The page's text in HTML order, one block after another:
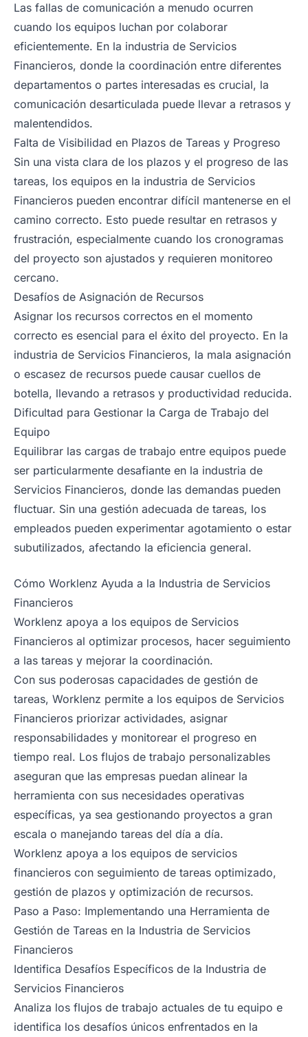
Las fallas de comunicación a menudo ocurren
cuando los equipos luchan por colaborar
eficientemente. En la industria de Servicios
Financieros, donde la coordinación entre diferentes
departamentos o partes interesadas es crucial, la
comunicación desarticulada puede llevar a retrasos y
malentendidos.
Falta de Visibilidad en Plazos de Tareas y Progreso
Sin una vista clara de los plazos y el progreso de las
tareas, los equipos en la industria de Servicios
Financieros pueden encontrar difícil mantenerse en el
camino correcto. Esto puede resultar en retrasos y
frustración, especialmente cuando los cronogramas
del proyecto son ajustados y requieren monitoreo
cercano.
Desafíos de Asignación de Recursos
Asignar los recursos correctos en el momento
correcto es esencial para el éxito del proyecto. En la
industria de Servicios Financieros, la mala asignación
o escasez de recursos puede causar cuellos de
botella, llevando a retrasos y productividad reducida.
Dificultad para Gestionar la Carga de Trabajo del
Equipo
Equilibrar las cargas de trabajo entre equipos puede
ser particularmente desafiante en la industria de
Servicios Financieros, donde las demandas pueden
fluctuar. Sin una gestión adecuada de tareas, los
empleados pueden experimentar agotamiento o estar
subutilizados, afectando la eficiencia general.
Cómo Worklenz Ayuda a la Industria de Servicios
Financieros
Worklenz apoya a los equipos de Servicios
Financieros al optimizar procesos, hacer seguimiento
a las tareas y mejorar la coordinación.
Con sus poderosas capacidades de gestión de
tareas, Worklenz permite a los equipos de Servicios
Financieros priorizar actividades, asignar
responsabilidades y monitorear el progreso en
tiempo real. Los flujos de trabajo personalizables
aseguran que las empresas puedan alinear la
herramienta con sus necesidades operativas
específicas, ya sea gestionando proyectos a gran
escala o manejando tareas del día a día.
Worklenz apoya a los equipos de servicios
financieros con seguimiento de tareas optimizado,
gestión de plazos y optimización de recursos.
Paso a Paso: Implementando una Herramienta de
Gestión de Tareas en la Industria de Servicios
Financieros
Identifica Desafíos Específicos de la Industria de
Servicios Financieros
Analiza los flujos de trabajo actuales de tu equipo e
identifica los desafíos únicos enfrentados en la